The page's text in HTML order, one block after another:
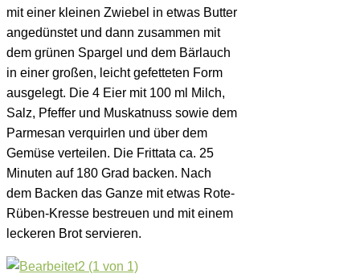
mit einer kleinen Zwiebel in etwas Butter
angedünstet und dann zusammen mit
dem grünen Spargel und dem Bärlauch
in einer großen, leicht gefetteten Form
ausgelegt. Die 4 Eier mit 100 ml Milch,
Salz, Pfeffer und Muskatnuss sowie dem
Parmesan verquirlen und über dem
Gemüse verteilen. Die Frittata ca. 25
Minuten auf 180 Grad backen. Nach
dem Backen das Ganze mit etwas Rote-
Rüben-Kresse bestreuen und mit einem
leckeren Brot servieren.